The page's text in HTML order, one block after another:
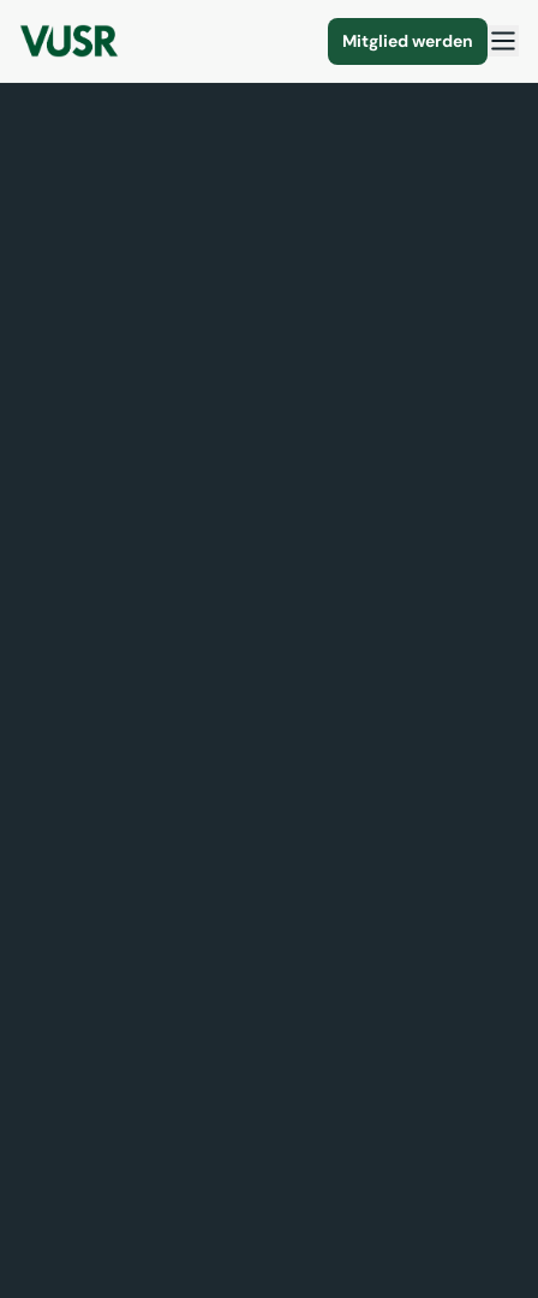
Mitglied werden